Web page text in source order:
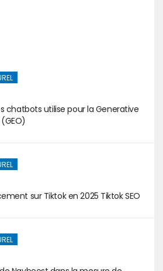
chatbots utilise pour la Generative
sur Tiktok en 2025 Tiktok SEO